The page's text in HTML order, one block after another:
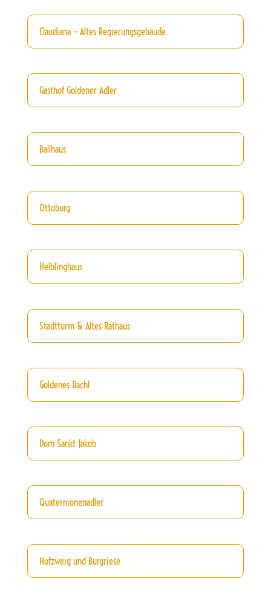
Claudiana – Altes Regierungsgebäude
Gasthof Goldener Adler
Ballhaus
Ottoburg
Helblinghaus
Stadtturm & Altes Rathaus
Goldenes Dachl
Dom Sankt Jakob
Quaternionenadler
Hofzwerg und Burgriese